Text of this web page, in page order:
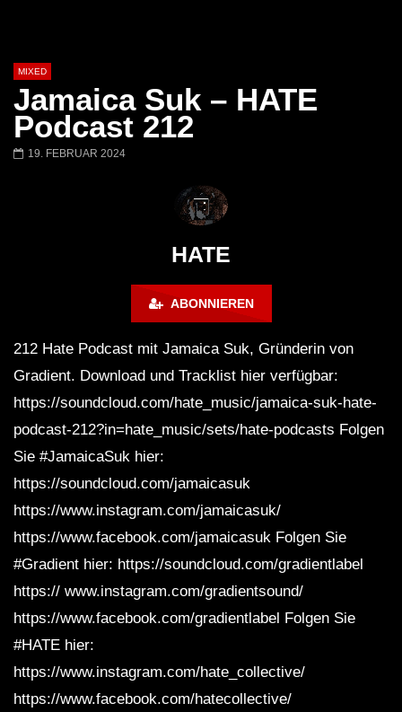
MIXED
Jamaica Suk – HATE
Podcast 212
19. FEBRUAR 2024
HATE
ABONNIEREN
212 Hate Podcast mit Jamaica Suk, Gründerin von
Gradient. Download und Tracklist hier verfügbar:
https://soundcloud.com/hate_music/jamaica-suk-hate-
podcast-212?in=hate_music/sets/hate-podcasts Folgen
Sie #JamaicaSuk hier:
https://soundcloud.com/jamaicasuk
https://www.instagram.com/jamaicasuk/
https://www.facebook.com/jamaicasuk Folgen Sie
#Gradient hier: https://soundcloud.com/gradientlabel
https:// www.instagram.com/gradientsound/
https://www.facebook.com/gradientlabel Folgen Sie
#HATE hier:
https://www.instagram.com/hate_collective/
https://www.facebook.com/hatecollective/